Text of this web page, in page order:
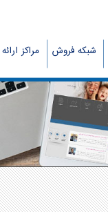
شبکه فروش مراکز